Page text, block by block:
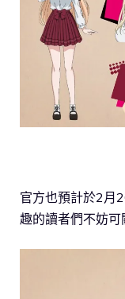
官方也預計於2月
趣的讀者們不妨可